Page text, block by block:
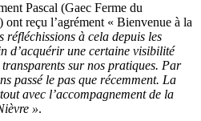
Pascal (Gaec Ferme du
reçu l’agrément « Bienvenue à la
réfléchissions à cela depuis les
d’acquérir une certaine visibilité
sur nos pratiques. Par
passé le pas que récemment. La
avec l’accompagnement de la
».